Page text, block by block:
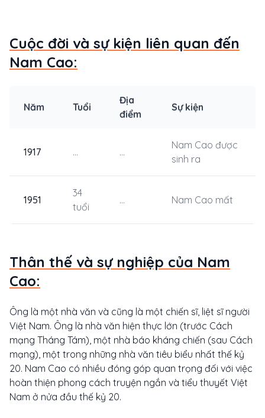
Cuộc đời và sự kiện liên quan đến
Nam Cao:
Năm Tuổi
Địa
điểm
Sự kiện
1917 ... ...
Nam Cao được
sinh ra
1951
34
tuổi
... Nam Cao mất
Thân thế và sự nghiệp của Nam
Cao:
Ông là một nhà văn và cũng là một chiến sĩ, liệt sĩ người
Việt Nam. Ông là nhà văn hiện thực lớn (trước Cách
mạng Tháng Tám), một nhà báo kháng chiến (sau Cách
mạng), một trong những nhà văn tiêu biểu nhất thế kỷ
20. Nam Cao có nhiều đóng góp quan trọng đối với việc
hoàn thiện phong cách truyện ngắn và tiểu thuyết Việt
Nam ở nửa đầu thế kỷ 20.